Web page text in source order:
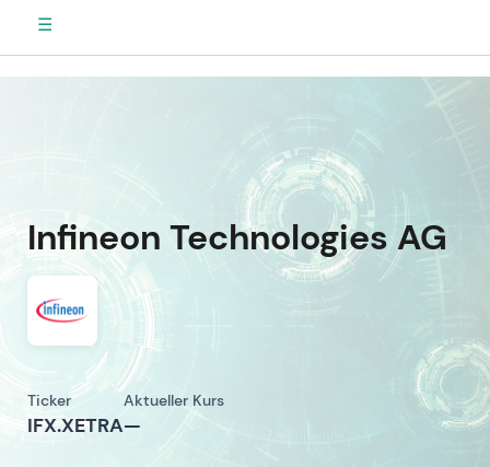
☰
Infineon Technologies AG
Ticker
IFX.XETRA
Aktueller Kurs
—